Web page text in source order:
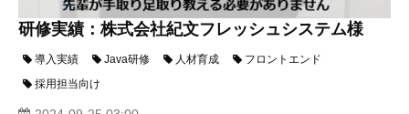
研修実績：株式会社紀文フレッシュシステム様
導入実績 Java研修 人材育成
フロントエンド
採用担当向け